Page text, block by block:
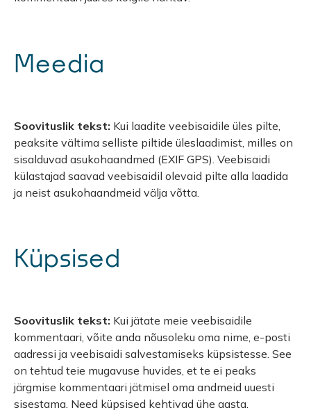
Meedia
Soovituslik tekst: Kui laadite veebisaidile üles pilte,
peaksite vältima selliste piltide üleslaadimist, milles on
sisalduvad asukohaandmed (EXIF GPS). Veebisaidi
külastajad saavad veebisaidil olevaid pilte alla laadida
ja neist asukohaandmeid välja võtta.
Küpsised
Soovituslik tekst: Kui jätate meie veebisaidile
kommentaari, võite anda nõusoleku oma nime, e-posti
aadressi ja veebisaidi salvestamiseks küpsistesse. See
on tehtud teie mugavuse huvides, et te ei peaks
järgmise kommentaari jätmisel oma andmeid uuesti
sisestama. Need küpsised kehtivad ühe aasta.